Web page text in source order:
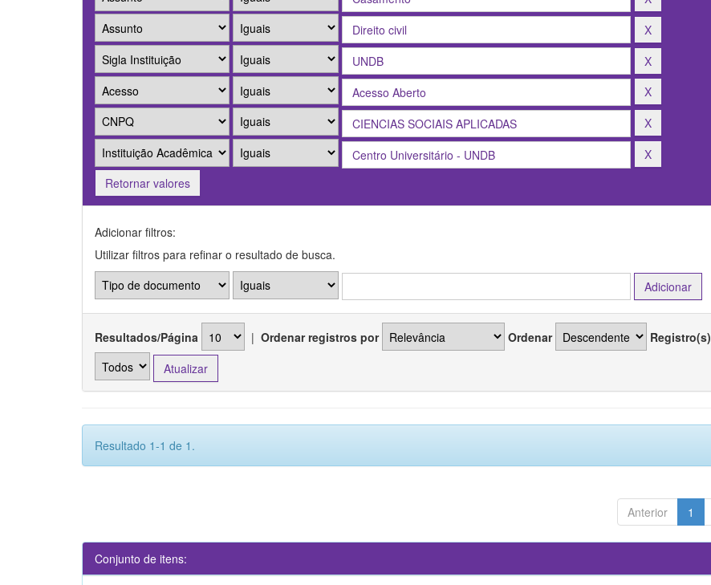
Retornar valores
Adicionar filtros:
Utilizar filtros para refinar o resultado de busca.
Resultados/Página | Ordenar registros por Ordenar Registro(s)
Resultado 1-1 de 1.
Anterior 1
Conjunto de itens: